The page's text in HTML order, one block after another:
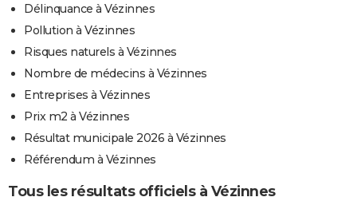
Délinquance à Vézinnes
Pollution à Vézinnes
Risques naturels à Vézinnes
Nombre de médecins à Vézinnes
Entreprises à Vézinnes
Prix m2 à Vézinnes
Résultat municipale 2026 à Vézinnes
Référendum à Vézinnes
Tous les résultats officiels à Vézinnes